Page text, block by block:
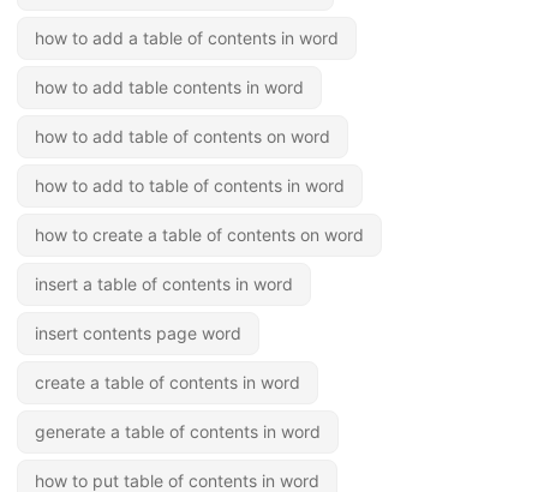
how to add a table of contents in word
how to add table contents in word
how to add table of contents on word
how to add to table of contents in word
how to create a table of contents on word
insert a table of contents in word
insert contents page word
create a table of contents in word
generate a table of contents in word
how to put table of contents in word